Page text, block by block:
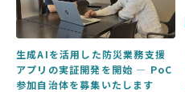
生成AIを活用した防災業務支援
アプリの実証開発を開始 ― PoC
参加自治体を募集いたします